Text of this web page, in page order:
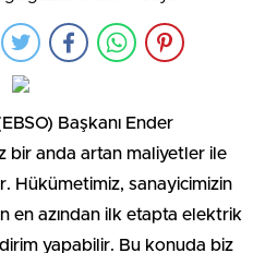
Başkanı Ender
bir anda artan maliyetler ile
Hükümetimiz, sanayicimizin
en azından ilk etapta elektrik
yapabilir. Bu konuda biz